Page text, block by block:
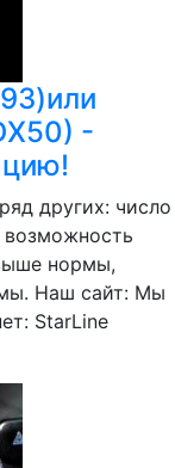
-
других: число
нормы,
Наш сайт: Мы
StarLine